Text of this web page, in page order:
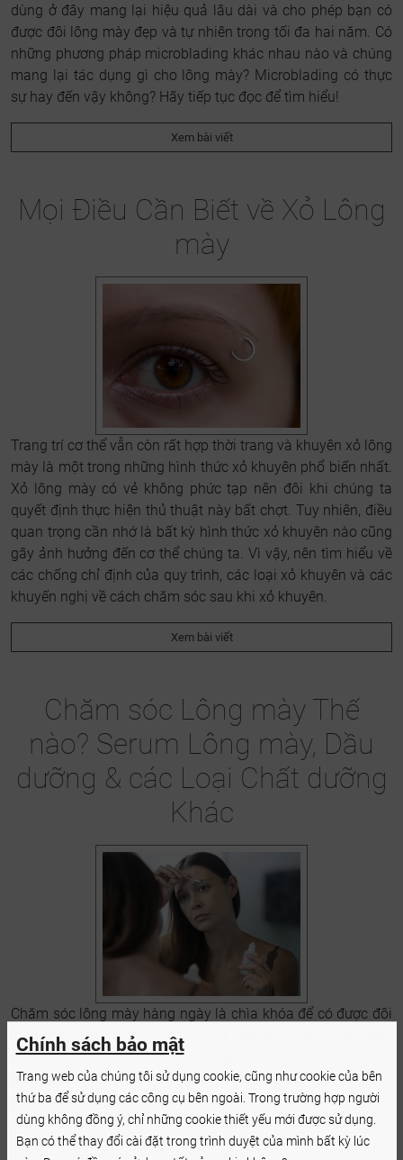
dùng ở đây mang lại hiệu quả lâu dài và cho phép bạn có
được đôi lông mày đẹp và tự nhiên trong tối đa hai năm. Có
những phương pháp microblading khác nhau nào và chúng
mang lại tác dụng gì cho lông mày? Microblading có thực
sự hay đến vậy không? Hãy tiếp tục đọc để tìm hiểu!
Xem bài viết
Mọi Điều Cần Biết về Xỏ Lông
mày
Trang trí cơ thể vẫn còn rất hợp thời trang và khuyên xỏ lông
mày là một trong những hình thức xỏ khuyên phổ biến nhất.
Xỏ lông mày có vẻ không phức tạp nên đôi khi chúng ta
quyết định thực hiện thủ thuật này bất chợt. Tuy nhiên, điều
quan trọng cần nhớ là bất kỳ hình thức xỏ khuyên nào cũng
gây ảnh hưởng đến cơ thể chúng ta. Vì vậy, nên tìm hiểu về
các chống chỉ định của quy trình, các loại xỏ khuyên và các
khuyến nghị về cách chăm sóc sau khi xỏ khuyên.
Xem bài viết
Chăm sóc Lông mày Thế
nào? Serum Lông mày, Dầu
dưỡng & các Loại Chất dưỡng
Khác
Chăm sóc lông mày hàng ngày là chìa khóa để có được đôi
lông mày đẹp và chúng ta có thể làm được rất nhiều điều.
Hãy đọc tiếp và tìm hiểu những lời khuyên để có được
những vòm lông mày đáng yêu nhất và giữ cho sợi lông
mày luôn chắc khỏe.
Xem bài viết
Chính sách bảo mật
Trang web của chúng tôi sử dụng cookie, cũng như cookie của bên
thứ ba để sử dụng các công cụ bên ngoài. Trong trường hợp người
dùng không đồng ý, chỉ những cookie thiết yếu mới được sử dụng.
Bạn có thể thay đổi cài đặt trong trình duyệt của mình bất kỳ lúc